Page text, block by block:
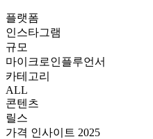
플랫폼
인스타그램
규모
마이크로인플루언서
카테고리
ALL
콘텐츠
릴스
가격 인사이트 2025